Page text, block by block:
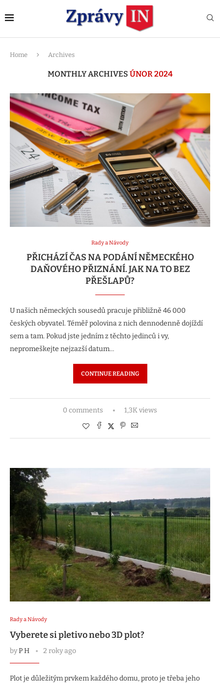
Home Archives
MONTHLY ARCHIVES ÚNOR 2024
Rady a Návody
PŘICHÁZÍ ČAS NA PODÁNÍ NĚMECKÉHO
DAŇOVÉHO PŘIZNÁNÍ. JAK NA TO BEZ
PŘEŠLAPŮ?
U našich německých sousedů pracuje přibližně 46 000
českých obyvatel. Téměř polovina z nich dennodenně dojíždí
sem a tam. Pokud jste jedním z těchto jedinců i vy,
nepromeškejte nejzazší datum…
CONTINUE READING
0 comments 1,3K views
Rady a Návody
Vyberete si pletivo nebo 3D plot?
byP H 2 roky ago
Plot je důležitým prvkem každého domu, proto je třeba jeho